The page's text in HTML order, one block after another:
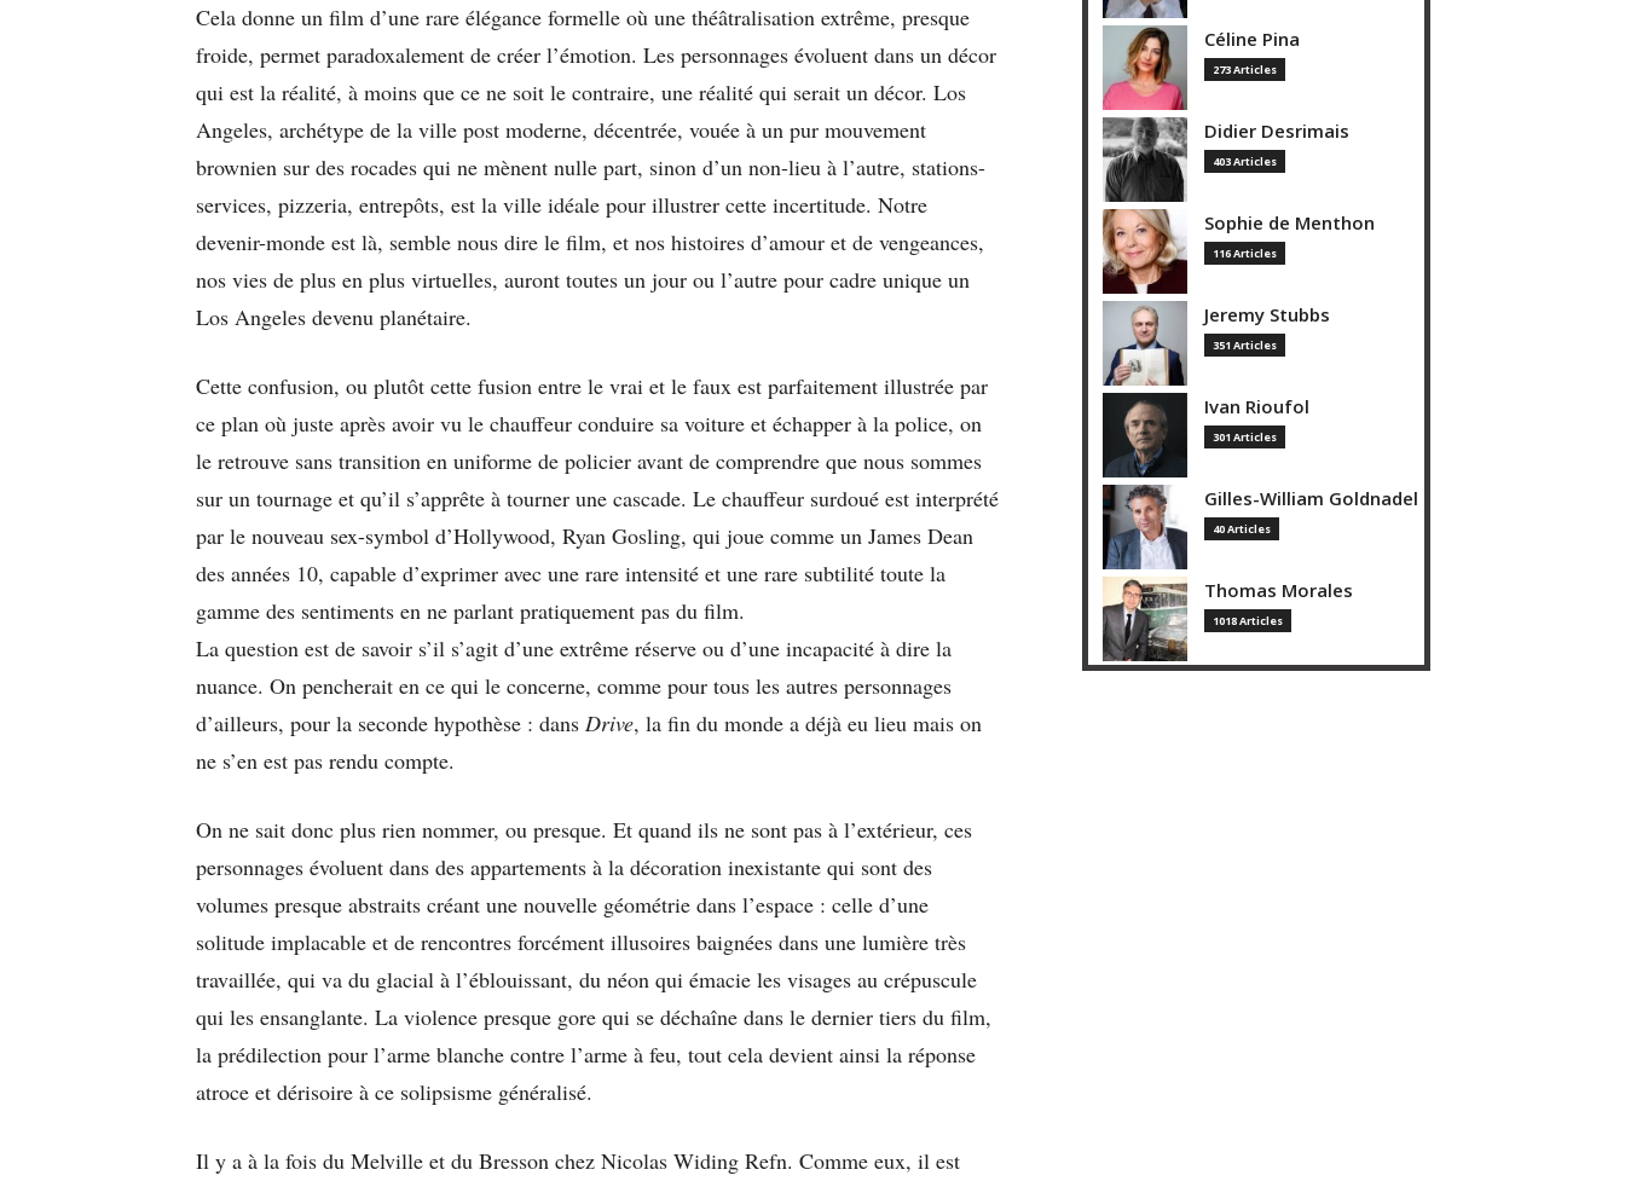
Cela donne un film d’une rare élégance formelle où une théâtralisation extrême, presque
froide, permet paradoxalement de créer l’émotion. Les personnages évoluent dans un décor
qui est la réalité, à moins que ce ne soit le contraire, une réalité qui serait un décor. Los
Angeles, archétype de la ville post moderne, décentrée, vouée à un pur mouvement
brownien sur des rocades qui ne mènent nulle part, sinon d’un non-lieu à l’autre, stations-
services, pizzeria, entrepôts, est la ville idéale pour illustrer cette incertitude. Notre
devenir-monde est là, semble nous dire le film, et nos histoires d’amour et de vengeances,
nos vies de plus en plus virtuelles, auront toutes un jour ou l’autre pour cadre unique un
Los Angeles devenu planétaire.
Cette confusion, ou plutôt cette fusion entre le vrai et le faux est parfaitement illustrée par
ce plan où juste après avoir vu le chauffeur conduire sa voiture et échapper à la police, on
le retrouve sans transition en uniforme de policier avant de comprendre que nous sommes
sur un tournage et qu’il s’apprête à tourner une cascade. Le chauffeur surdoué est interprété
par le nouveau sex-symbol d’Hollywood, Ryan Gosling, qui joue comme un James Dean
des années 10, capable d’exprimer avec une rare intensité et une rare subtilité toute la
gamme des sentiments en ne parlant pratiquement pas du film.
La question est de savoir s’il s’agit d’une extrême réserve ou d’une incapacité à dire la
nuance. On pencherait en ce qui le concerne, comme pour tous les autres personnages
d’ailleurs, pour la seconde hypothèse : dans Drive, la fin du monde a déjà eu lieu mais on
ne s’en est pas rendu compte.
On ne sait donc plus rien nommer, ou presque. Et quand ils ne sont pas à l’extérieur, ces
personnages évoluent dans des appartements à la décoration inexistante qui sont des
volumes presque abstraits créant une nouvelle géométrie dans l’espace : celle d’une
solitude implacable et de rencontres forcément illusoires baignées dans une lumière très
travaillée, qui va du glacial à l’éblouissant, du néon qui émacie les visages au crépuscule
qui les ensanglante. La violence presque gore qui se déchaîne dans le dernier tiers du film,
la prédilection pour l’arme blanche contre l’arme à feu, tout cela devient ainsi la réponse
atroce et dérisoire à ce solipsisme généralisé.
Il y a à la fois du Melville et du Bresson chez Nicolas Widing Refn. Comme eux, il est
Céline Pina
273 Articles
Didier Desrimais
403 Articles
Sophie de Menthon
116 Articles
Jeremy Stubbs
351 Articles
Ivan Rioufol
301 Articles
Gilles-William Goldnadel
40 Articles
Thomas Morales
1018 Articles